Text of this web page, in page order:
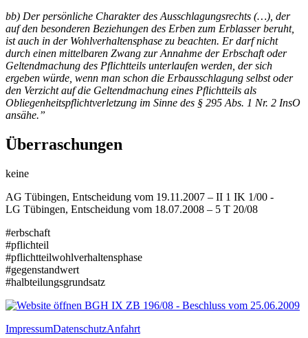
bb) Der persönliche Charakter des Ausschlagungsrechts (…), der
auf den besonderen Beziehungen des Erben zum Erblasser beruht,
ist auch in der Wohlverhaltensphase zu beachten. Er darf nicht
durch einen mittelbaren Zwang zur Annahme der Erbschaft oder
Geltendmachung des Pflichtteils unterlaufen werden, der sich
ergeben würde, wenn man schon die Erbausschlagung selbst oder
den Verzicht auf die Geltendmachung eines Pflichtteils als
Obliegenheitspflichtverletzung im Sinne des § 295 Abs. 1 Nr. 2 InsO
ansähe.”
Überraschungen
keine
AG Tübingen, Entscheidung vom 19.11.2007 – II 1 IK 1/00 -
LG Tübingen, Entscheidung vom 18.07.2008 – 5 T 20/08
#erbschaft
#pflichteil
#pflichtteilwohlverhaltensphase
#gegenstandwert
#halbteilungsgrundsatz
BGH IX ZB 196/08 - Beschluss vom 25.06.2009
ImpressumDatenschutzAnfahrt